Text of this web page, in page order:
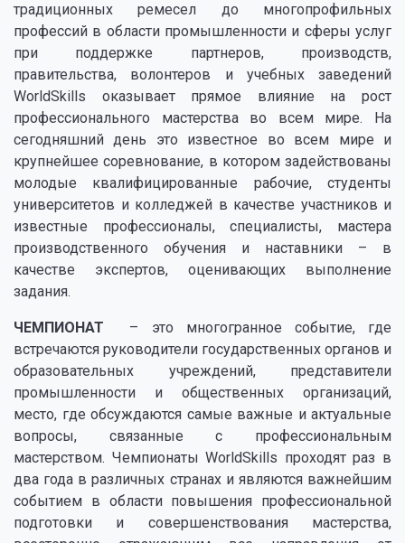
традиционных ремесел до многопрофильных
профессий в области промышленности и сферы услуг
при поддержке партнеров, производств,
правительства, волонтеров и учебных заведений
WorldSkills оказывает прямое влияние на рост
профессионального мастерства во всем мире. На
сегодняшний день это известное во всем мире и
крупнейшее соревнование, в котором задействованы
молодые квалифицированные рабочие, студенты
университетов и колледжей в качестве участников и
известные профессионалы, специалисты, мастера
производственного обучения и наставники – в
качестве экспертов, оценивающих выполнение
задания.
ЧЕМПИОНАТ – это многогранное событие, где
встречаются руководители государственных органов и
образовательных учреждений, представители
промышленности и общественных организаций,
место, где обсуждаются самые важные и актуальные
вопросы, связанные с профессиональным
мастерством. Чемпионаты WorldSkills проходят раз в
два года в различных странах и являются важнейшим
событием в области повышения профессиональной
подготовки и совершенствования мастерства,